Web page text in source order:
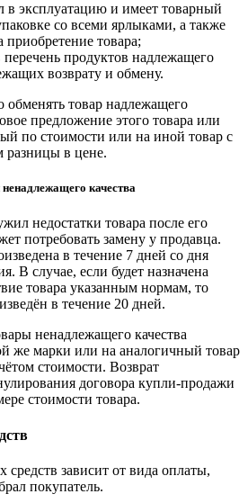
в эксплуатацию и имеет товарный
со всеми ярлыками, а также
приобретение товара;
перечень продуктов надлежащего
возврату и обмену.
обменять товар надлежащего
предложение этого товара или
по стоимости или на иной товар с
разницы в цене.
качества
недостатки товара после его
потребовать замену у продавца.
в течение 7 дней со дня
В случае, если будет назначена
товара указанным нормам, то
в течение 20 дней.
ненадлежащего качества
же марки или на аналогичный товар
стоимости. Возврат
договора купли-продажи
стоимости товара.
средств зависит от вида оплаты,
покупатель.